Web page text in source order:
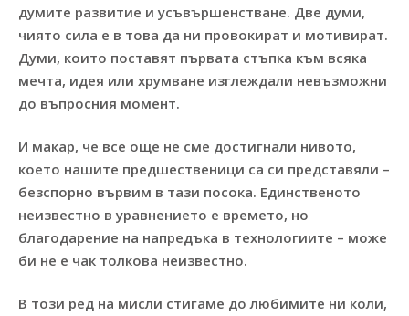
думите развитие и усъвършенстване. Две думи,
чиято сила е в това да ни провокират и мотивират.
Думи, които поставят първата стъпка към всяка
мечта, идея или хрумване изглеждали невъзможни
до въпросния момент.
И макар, че все още не сме достигнали нивото,
което нашите предшественици са си представяли –
безспорно вървим в тази посока. Единственото
неизвестно в уравнението е времето, но
благодарение на напредъка в технологиите – може
би не е чак толкова неизвестно.
В този ред на мисли стигаме до любимите ни коли,